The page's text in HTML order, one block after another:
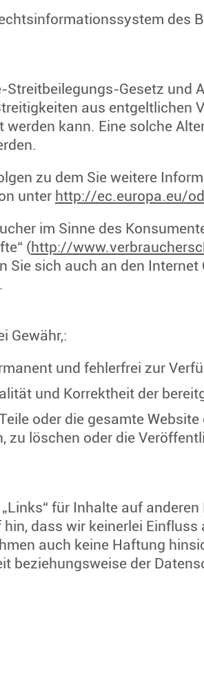
des
Gesetz und
aus entgeltlichen
kann. Eine solche
zu dem Sie weitere
unter http://ec.europa.eu/
im Sinne des
(http://
Sie sich auch an den Internet
Gewähr,:
und fehlerfrei zur
und Korrektheit der
oder die gesamte
zu löschen oder die
für Inhalte auf
dass wir keinerlei
auch keine Haftung
beziehungsweise der